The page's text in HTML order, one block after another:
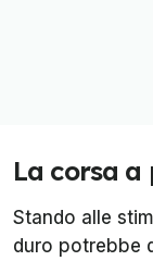
La corsa a
Stando alle
duro potrebbe